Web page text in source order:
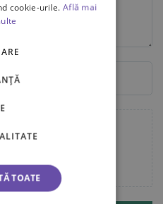
cookie-urile.Află mai
TOATE